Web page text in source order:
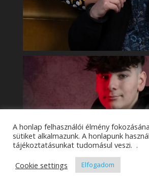
A honlap felhasználói élmény
sütiket alkalmazunk. A honlapunk
tájékoztatásunkat tudomásul veszi. .
Cookie settings
Elfogadom